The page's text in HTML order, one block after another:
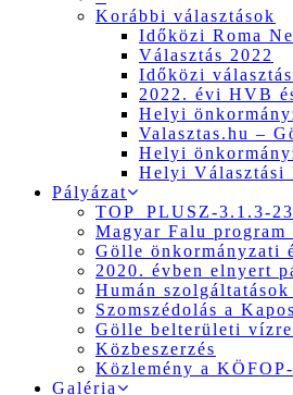
Korábbi választások
Időközi Roma
Választás 2022
Időközi
2022. évi HVB
Helyi
Valasztas.hu –
Helyi
Helyi Választási
Pályázat
TOP_PLUSZ-3.1.3-
Magyar Falu program
Gölle önkormányzati
2020. évben elnyert
Humán
Szomszédolás a
Gölle belterületi
Közbeszerzés
Közlemény a
Galéria